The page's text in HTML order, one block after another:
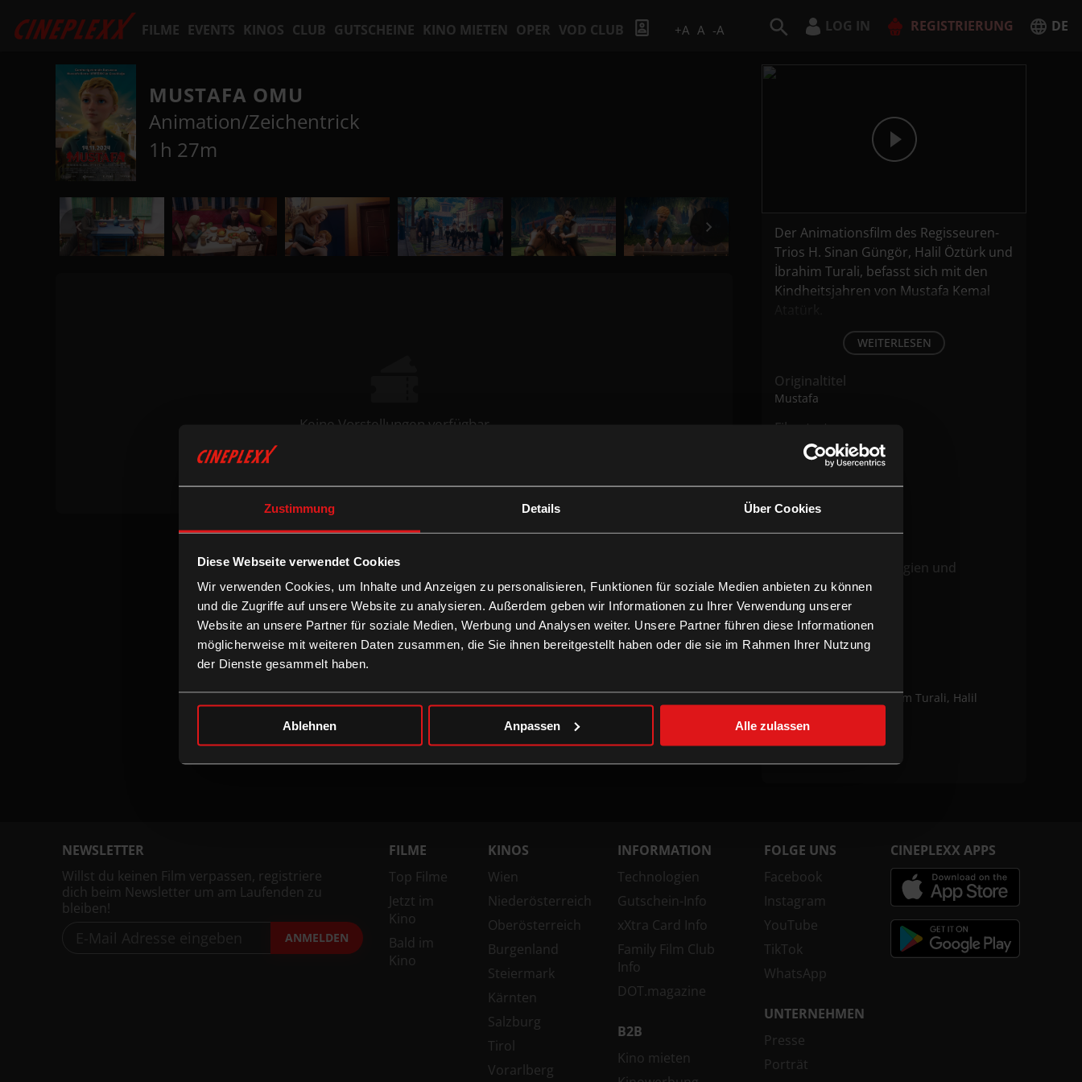
Zustimmung Details Über Cookies
Diese Webseite verwendet Cookies
Wir verwenden Cookies, um Inhalte und Anzeigen zu personalisieren, Funktionen für soziale Medien anbieten zu können
und die Zugriffe auf unsere Website zu analysieren. Außerdem geben wir Informationen zu Ihrer Verwendung unserer
Website an unsere Partner für soziale Medien, Werbung und Analysen weiter. Unsere Partner führen diese Informationen
möglicherweise mit weiteren Daten zusammen, die Sie ihnen bereitgestellt haben oder die sie im Rahmen Ihrer Nutzung
der Dienste gesammelt haben.
Ablehnen Anpassen Alle zulassen
FILME EVENTS KINOS CLUB GUTSCHEINE KINO MIETEN OPER VOD CLUB +A A -A LOG IN REGISTRIERUNG DE
MUSTAFA OMU
Animation/Zeichentrick
1h 27m
Keine Vorstellungen verfügbar
Der Animationsfilm des Regisseuren-
Trios H. Sinan Güngör, Halil Öztürk und
İbrahim Turali, befasst sich mit den
Kindheitsjahren von Mustafa Kemal
WEITERLESEN
Originaltitel
Mustafa
Filmstart
15.11.2024
1h 27m
o.A.
Verfügbare Technologien und
Versionen
OmU
Land/Jahr
TUR 2024
H. Sinan Güngör, Ibrahim Turali, Halil
Verleih
AF-Media
NEWSLETTER
Willst du keinen Film verpassen, registriere
dich beim Newsletter um am Laufenden zu
bleiben!
ANMELDEN
FILME
Top Filme
Jetzt im
Kino
Bald im
Kino
KINOS
Wien
Niederösterreich
Oberösterreich
Burgenland
Steiermark
Kärnten
Salzburg
Tirol
Vorarlberg
INFORMATION
Technologien
Gutschein-Info
xXtra Card Info
Family Film Club
Info
DOT.magazine
B2B
Kino mieten
FOLGE UNS
Facebook
Instagram
YouTube
TikTok
WhatsApp
UNTERNEHMEN
Presse
Porträt
CINEPLEXX APPS